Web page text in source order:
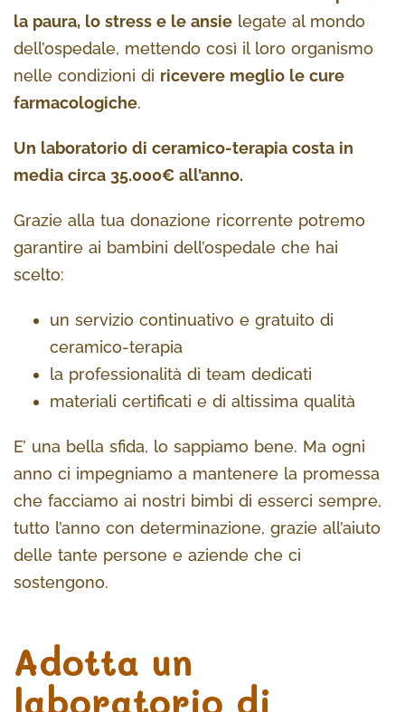
la paura, lo stress e le ansie legate al mondo
dell’ospedale, mettendo così il loro organismo
nelle condizioni di ricevere meglio le cure
farmacologiche.
Un laboratorio di ceramico-terapia costa in
media circa 35.000€ all’anno.
Grazie alla tua donazione ricorrente potremo
garantire ai bambini dell’ospedale che hai
scelto:
un servizio continuativo e gratuito di
ceramico-terapia
la professionalità di team dedicati
materiali certificati e di altissima qualità
E’ una bella sfida, lo sappiamo bene. Ma ogni
anno ci impegniamo a mantenere la promessa
che facciamo ai nostri bimbi di esserci sempre,
tutto l’anno con determinazione, grazie all’aiuto
delle tante persone e aziende che ci
sostengono.
Adotta un
laboratorio di